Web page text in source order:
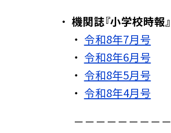
機関誌『小学校時報
令和8年7月号
令和8年6月号
令和8年5月号
令和8年4月号
－－－－－－－－